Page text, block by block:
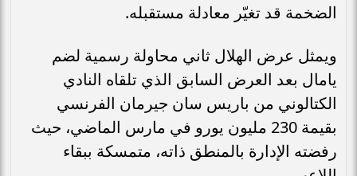
الضخمة قد تغيّر معادلة مستقبله.
ويمثل عرض الهلال ثاني محاولة رسمية لضم
يامال بعد العرض السابق الذي تلقاه النادي
الكتالوني من باريس سان جيرمان الفرنسي
بقيمة 230 مليون يورو في مارس الماضي، حيث
رفضته الإدارة بالمنطق ذاته، متمسكة ببقاء